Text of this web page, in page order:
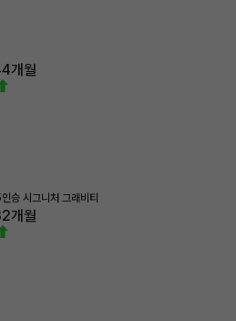
개월
승 시그니처 그래비티
개월